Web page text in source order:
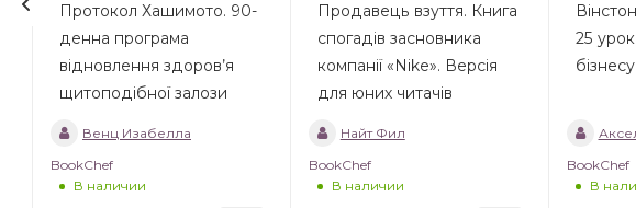
Протокол Хашимото. 90-
денна програма
відновлення здоров’я
щитоподібної залози
Венц Изабелла
BookChef
В наличии
Продавець взуття. Книга
спогадів засновника
компанії «Nike». Версія
для юних читачів
Найт Фил
BookChef
В наличии
25
бізнесу
BookChef
В